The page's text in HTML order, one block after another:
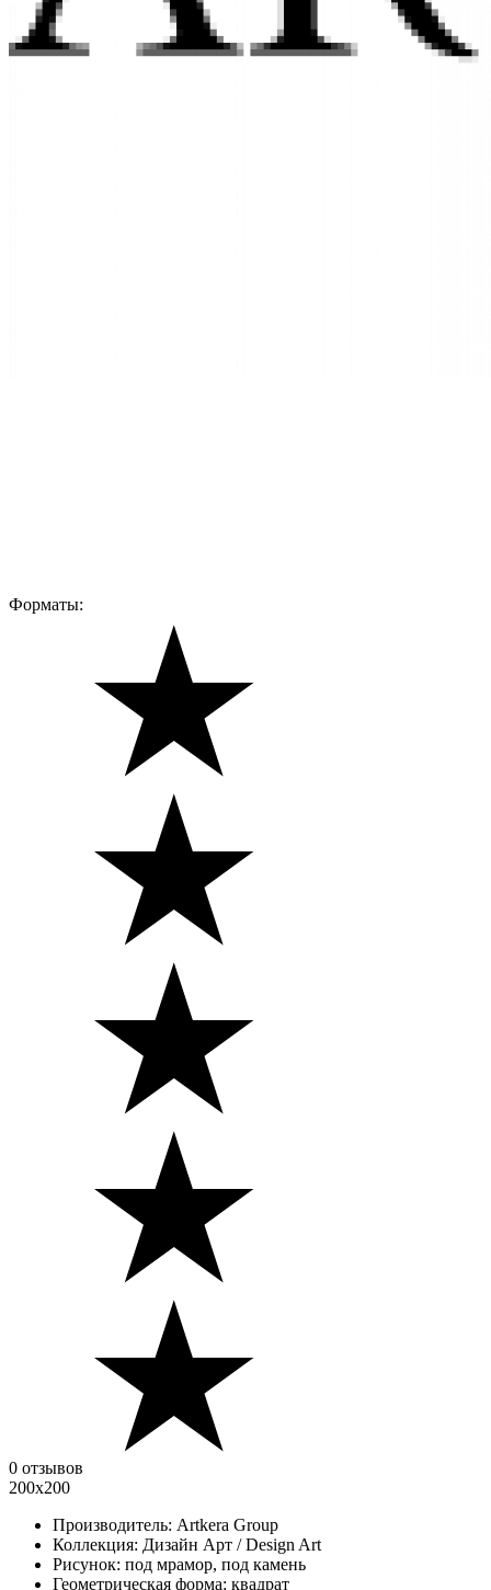
Форматы:
0 отзывов
200х200
Производитель: Artkera Group
Коллекция: Дизайн Арт / Design Art
Рисунок: под мрамор, под камень
Геометрическая форма: квадрат